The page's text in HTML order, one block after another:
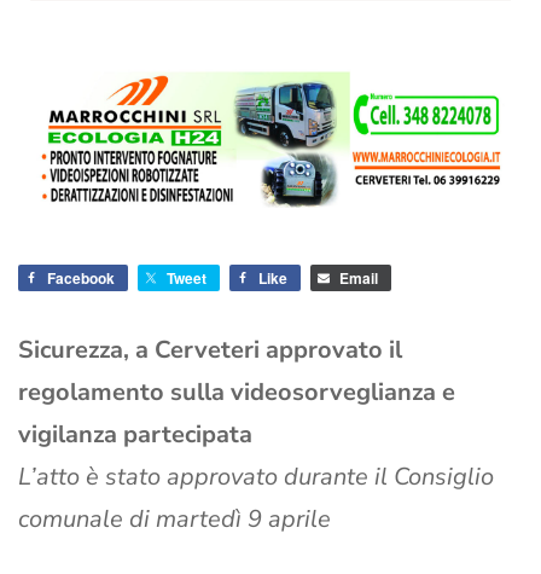
Facebook Tweet Like Email
Sicurezza, a Cerveteri approvato il
regolamento sulla videosorveglianza e
vigilanza partecipata
L’atto è stato approvato durante il Consiglio
comunale di martedì 9 aprile